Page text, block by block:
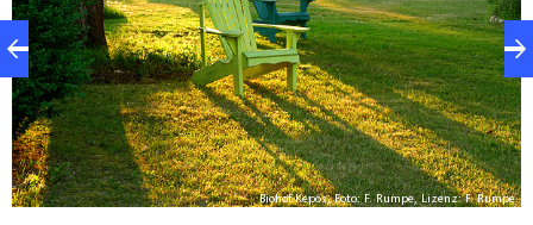
gemütlichen Ferienzimmer (ca. 24 qm) oder die
wunderschöne, stilvolle Ferienwohnung (ca.130 qm)
mit drei Schlafzimmern und einem Kamin mieten.
Immer dabei, der Garten mit Platz zum Entspannen.
Fürs gute Gewissen in Zeiten des Klimawandels ist
das Ferienhaus beinahe energieautark, die Sonne
sorgt für Strom und Wärme. Es ist aus einheimischem
Biohof Kepos, Foto: F. Rumpe, Lizenz: F. Rumpe